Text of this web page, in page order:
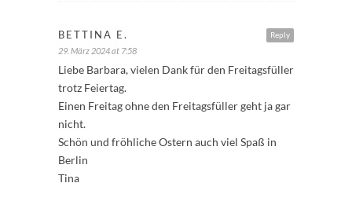
Reply
BETTINA E.
29. März 2024 at 7:58
Liebe Barbara, vielen Dank für den Freitagsfüller
trotz Feiertag.
Einen Freitag ohne den Freitagsfüller geht ja gar
nicht.
Schön und fröhliche Ostern auch viel Spaß in
Berlin
Tina